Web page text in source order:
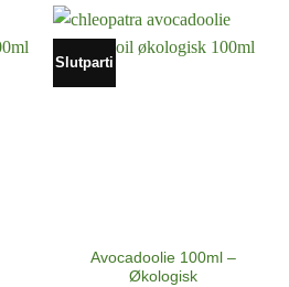
Slutparti
Avocadoolie 100ml –
Økologisk